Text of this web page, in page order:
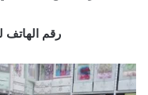
رقم الهاتف